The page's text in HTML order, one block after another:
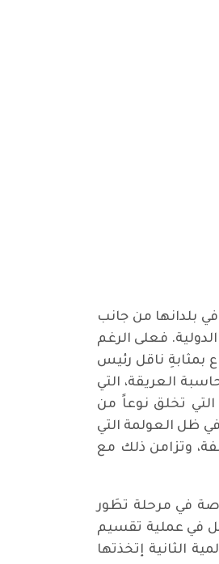
بلدانها من جانب
فعلى الرغم
بمثابةِ ناقل رئيس
العريقة، التي
التي تخلق نوعاً من
في ظل العولمة التي
وتزامن ذلك مع
في مرحلة تطَور
في عملية تقسيم
الثانية إتخذتها